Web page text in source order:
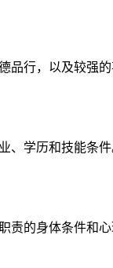
行，以及较强的
学历和技能条件
的身体条件和心